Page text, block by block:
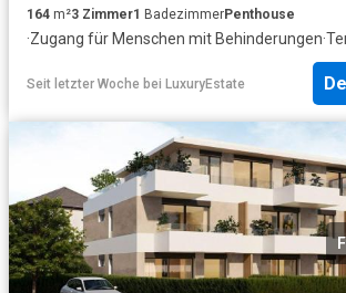
164 m²3 Zimmer1 BadezimmerPenthouse
·Zugang für Menschen mit Behinderungen·
Seit letzter Woche bei LuxuryEstate